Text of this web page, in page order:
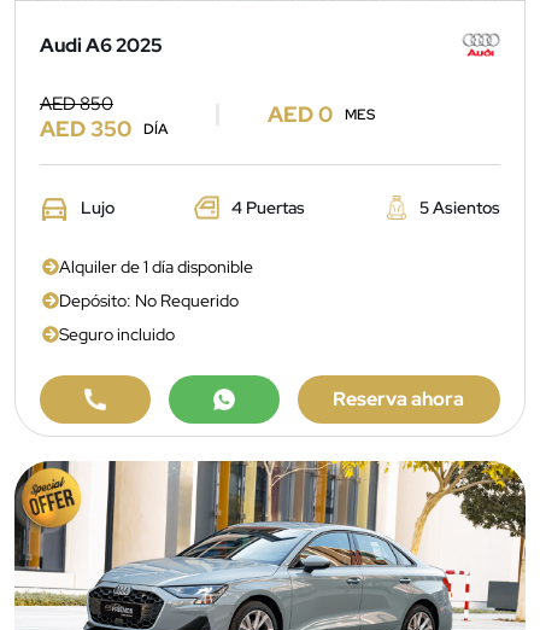
Audi A6 2025
AED 850
AED 350 DÍA
AED 0 MES
Lujo 4 Puertas 5 Asientos
Alquiler de 1 día disponible
Depósito: No Requerido
Seguro incluido
Reserva ahora